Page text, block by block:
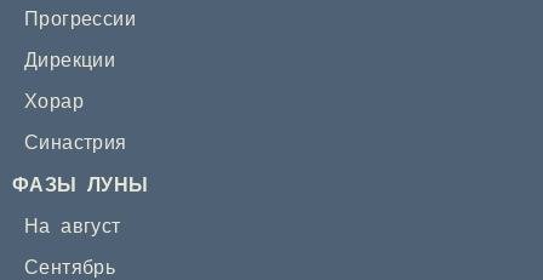
Прогрессии
Дирекции
Хорар
Синастрия
ФАЗЫ ЛУНЫ
На август
Сентябрь